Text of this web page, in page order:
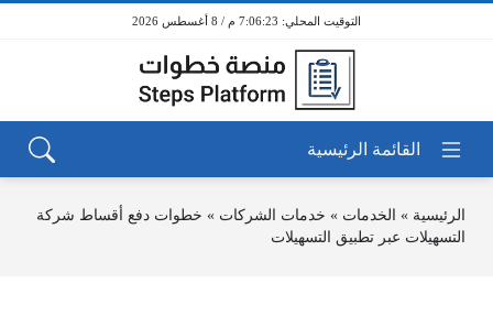
7:06:23 م / 8 أغسطس 2026
الرئيسية » الخدمات » خدمات الشركات » خطوات دفع أقساط شركة
التسهيلات عبر تطبيق التسهيلات